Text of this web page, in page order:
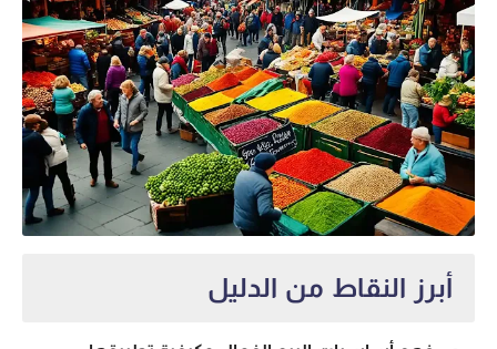
أبرز النقاط من الدليل